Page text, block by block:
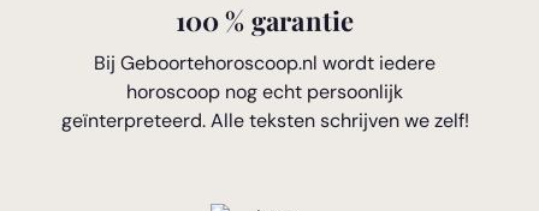
100 % garantie
Bij Geboortehoroscoop.nl wordt iedere
horoscoop nog echt persoonlijk
geïnterpreteerd. Alle teksten schrijven we zelf!